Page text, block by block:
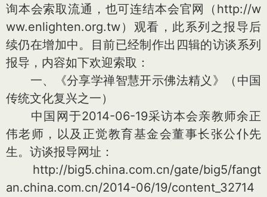
询本会索取流通，也可连结本会官网（http://w
ww.enlighten.org.tw）观看，此系列之报导后
续仍在增加中。目前已经制作出四辑的访谈系列
报导，内容如下欢迎索取：
一、《分享学禅智慧开示佛法精义》（中国
传统文化复兴之一）
中国网于2014-06-19采访本会亲教师余正
伟老师，以及正觉教育基金会董事长张公仆先
生。访谈报导网址：
http://big5.china.com.cn/gate/big5/fangt
an.china.com.cn/2014-06/19/content_32714